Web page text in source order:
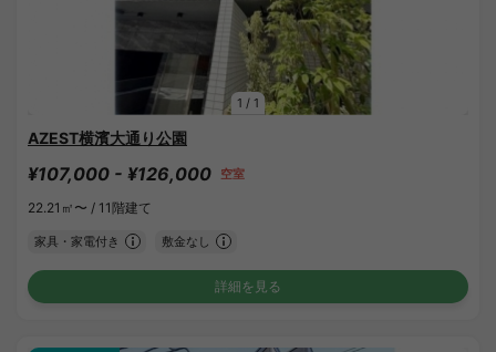
1 / 1
AZEST横濱大通り公園
¥107,000 - ¥126,000 空室
22.21㎡〜 / 11階建て
家具・家電付き 敷金なし
詳細を見る